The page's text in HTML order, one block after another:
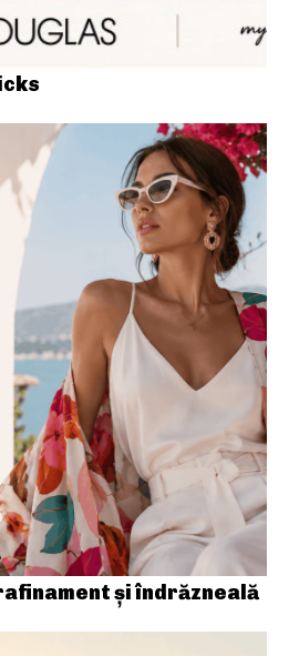
și îndrăzneală